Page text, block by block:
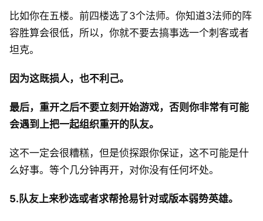
比如你在五楼。前四楼选了3个法师。你知道3法师的阵
容胜算会很低，所以，你就不要去搞事选一个刺客或者
坦克。
因为这既损人，也不利己。
最后，重开之后不要立刻开始游戏，否则你非常有可能
会遇到上把一起组织重开的队友。
这不一定会很糟糕，但是侦探跟你保证，这不可能是什
么好事。等个几分钟再开，对你没有任何坏处。
5.队友上来秒选或者求帮抢易针对或版本弱势英雄。